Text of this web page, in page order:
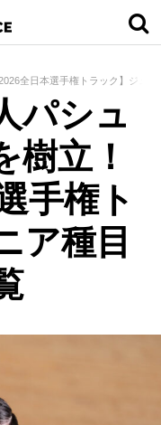
全日本選手権トラック】ジュ
パシュ
樹立！
手権ト
ア種目